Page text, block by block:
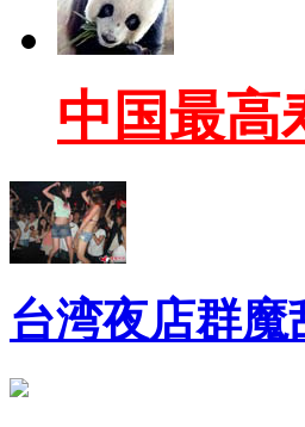
中国最高
台湾夜店群魔